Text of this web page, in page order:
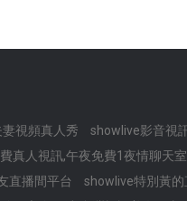
視頻真人秀 showlive影音視
真人視訊,午夜免費1夜情聊天室
直播間平台 showlive特別黃的